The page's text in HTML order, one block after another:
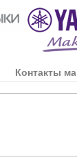
Контакты